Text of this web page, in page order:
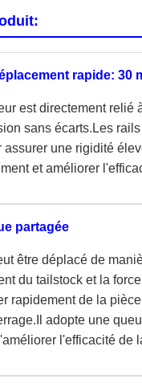
rapide: 30
est directement
sans écarts.Les
assurer une rigidité
et améliorer
partagée
être déplacé de
du tailstock et la
rapidement de la
adopte une
l'efficacité de